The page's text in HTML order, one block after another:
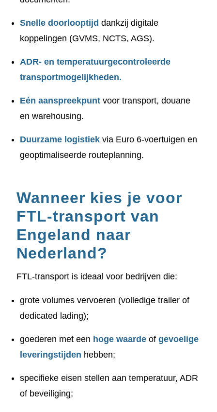
Snelle doorlooptijd dankzij digitale
koppelingen (GVMS, NCTS, AGS).
ADR- en temperatuurgecontroleerde
transportmogelijkheden.
Eén aanspreekpuntvoor transport, douane
en warehousing.
Duurzame logistiekvia Euro 6-voertuigen en
geoptimaliseerde routeplanning.
Wanneer kies je voor
FTL-transport van
Engeland naar
Nederland?
FTL-transport is ideaal voor bedrijven die:
grote volumes vervoeren (volledige trailer of
dedicated lading);
goederen met een hoge waardeof gevoelige
leveringstijden hebben;
specifieke eisen stellen aan temperatuur, ADR
of beveiliging;